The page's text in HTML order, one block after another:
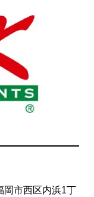
岡市西区内浜1丁